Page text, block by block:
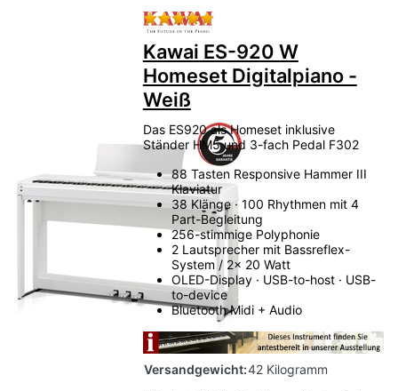
Bewertung: 5 von 5
Kawai ES-920 W
Homeset Digitalpiano -
Weiß
Das ES920 als Homeset inklusive
Ständer HM5 und 3-fach Pedal F302
88 Tasten Responsive Hammer III
Klaviatur
38 Klänge · 100 Rhythmen mit 4
Part-Begleitung
256-stimmige Polyphonie
2 Lautsprecher mit Bassreflex-
System / 2x 20 Watt
OLED-Display · USB-to-host · USB-
to-device
Bluetooth Midi + Audio
Versandgewicht:42 Kilogramm